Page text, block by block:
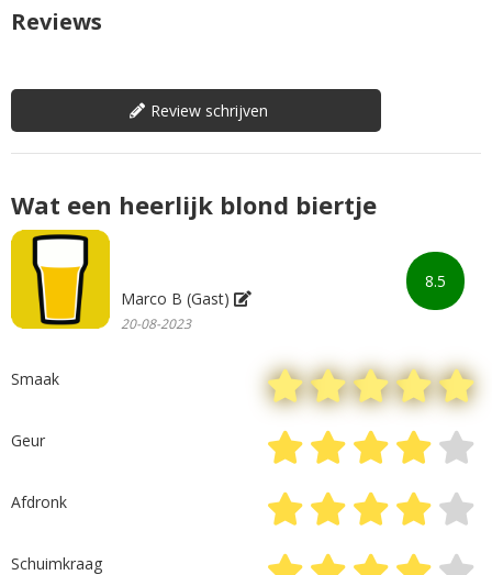
Reviews
Review schrijven
8.5
Wat een heerlijk blond biertje
Marco B (Gast)
20-08-2023
Smaak
Geur
Afdronk
Schuimkraag